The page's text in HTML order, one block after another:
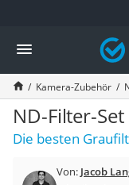
Die beliebtesten
Elektronik
Powerstation
Monitor 32 Zoll 4K
Fernseher
Drucker
Desktop-PC
Diascanner
Kamera-Zubehör
ND-Filter-
Die besten
Von: Jacob